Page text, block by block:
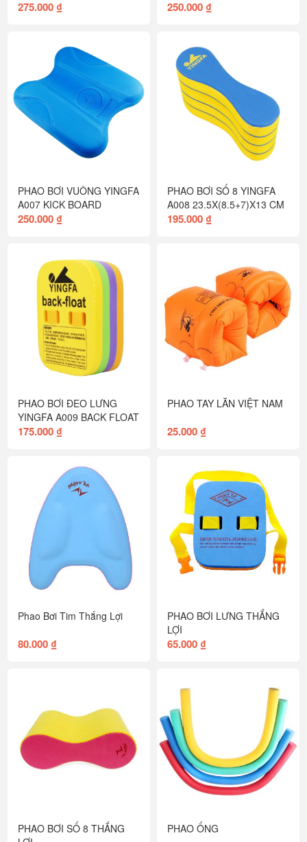
275.000 ₫ 250.000 ₫
PHAO BƠI VUÔNG YINGFA
A007 KICK BOARD
250.000 ₫
PHAO BƠI SỐ 8 YINGFA
A008 23.5X(8.5+7)X13 CM
195.000 ₫
PHAO BƠI ĐEO LƯNG
YINGFA A009 BACK FLOAT
175.000 ₫
PHAO TAY LĂN VIỆT NAM
25.000 ₫
Phao Bơi Tim Thắng Lợi
80.000 ₫
PHAO BƠI LƯNG THẮNG
LỢI
65.000 ₫
PHAO BƠI SỐ 8 THẮNG
PHAO ỐNG